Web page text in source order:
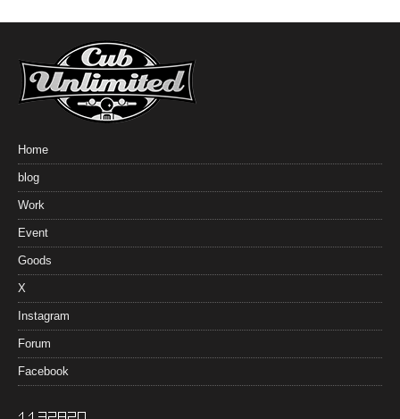
Home
blog
Work
Event
Goods
X
Instagram
Forum
Facebook